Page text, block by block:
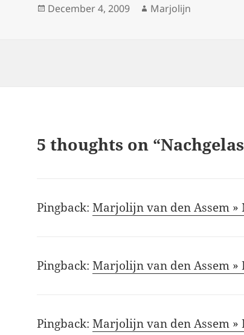
Posted
December 4, 2009 Author
Marjolijn
5 thoughts on
Pingback:Marjolijn van den Assem »
Pingback:Marjolijn van den Assem
Pingback:Marjolijn van den Assem »